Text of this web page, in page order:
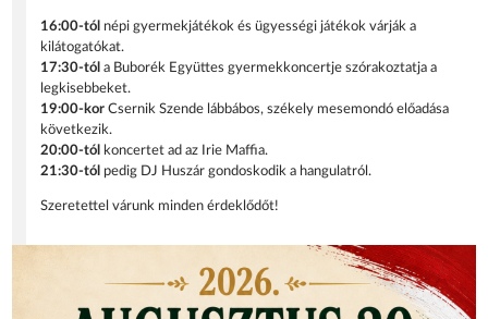
16:00-tól népi gyermekjátékok és ügyességi játékok várják a
kilátogatókat.
17:30-tól a Buborék Együttes gyermekkoncertje szórakoztatja a
legkisebbeket.
19:00-korCsernik Szende lábbábos, székely mesemondó előadása
következik.
20:00-tól
koncertet ad az Irie Maffia.
21:30-tól pedig DJ Huszár gondoskodik a hangulatról.
Szeretettel várunk minden érdeklődőt!